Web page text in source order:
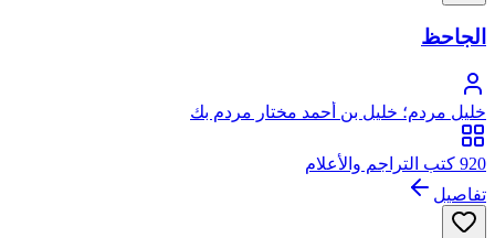
الجاحظ
خليل مردم؛ خليل بن أحمد مختار مردم بك
920 كتب التراجم والأعلام
تفاصيل